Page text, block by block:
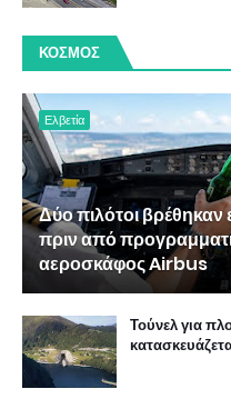
ΚΟΣΜΟΣ
Ελβετία
Δύο πιλότοι
πριν από
αεροσκάφος Airbus
Τούνελ για